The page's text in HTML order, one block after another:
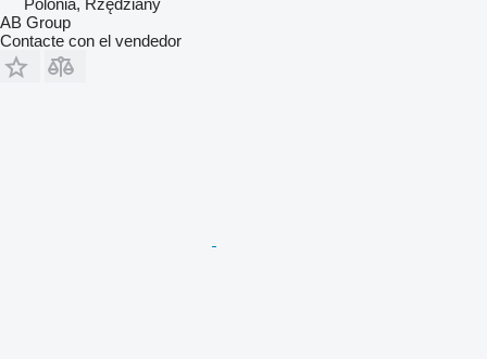
AB Group
Contacte con el vendedor